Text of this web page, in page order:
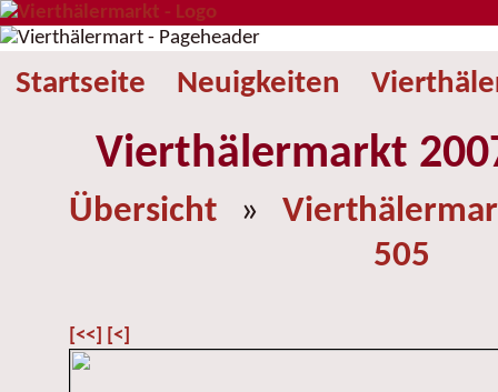
Startseite Neuigkeiten
Vierthälermarkt
Übersicht »
505
[<<] [<]